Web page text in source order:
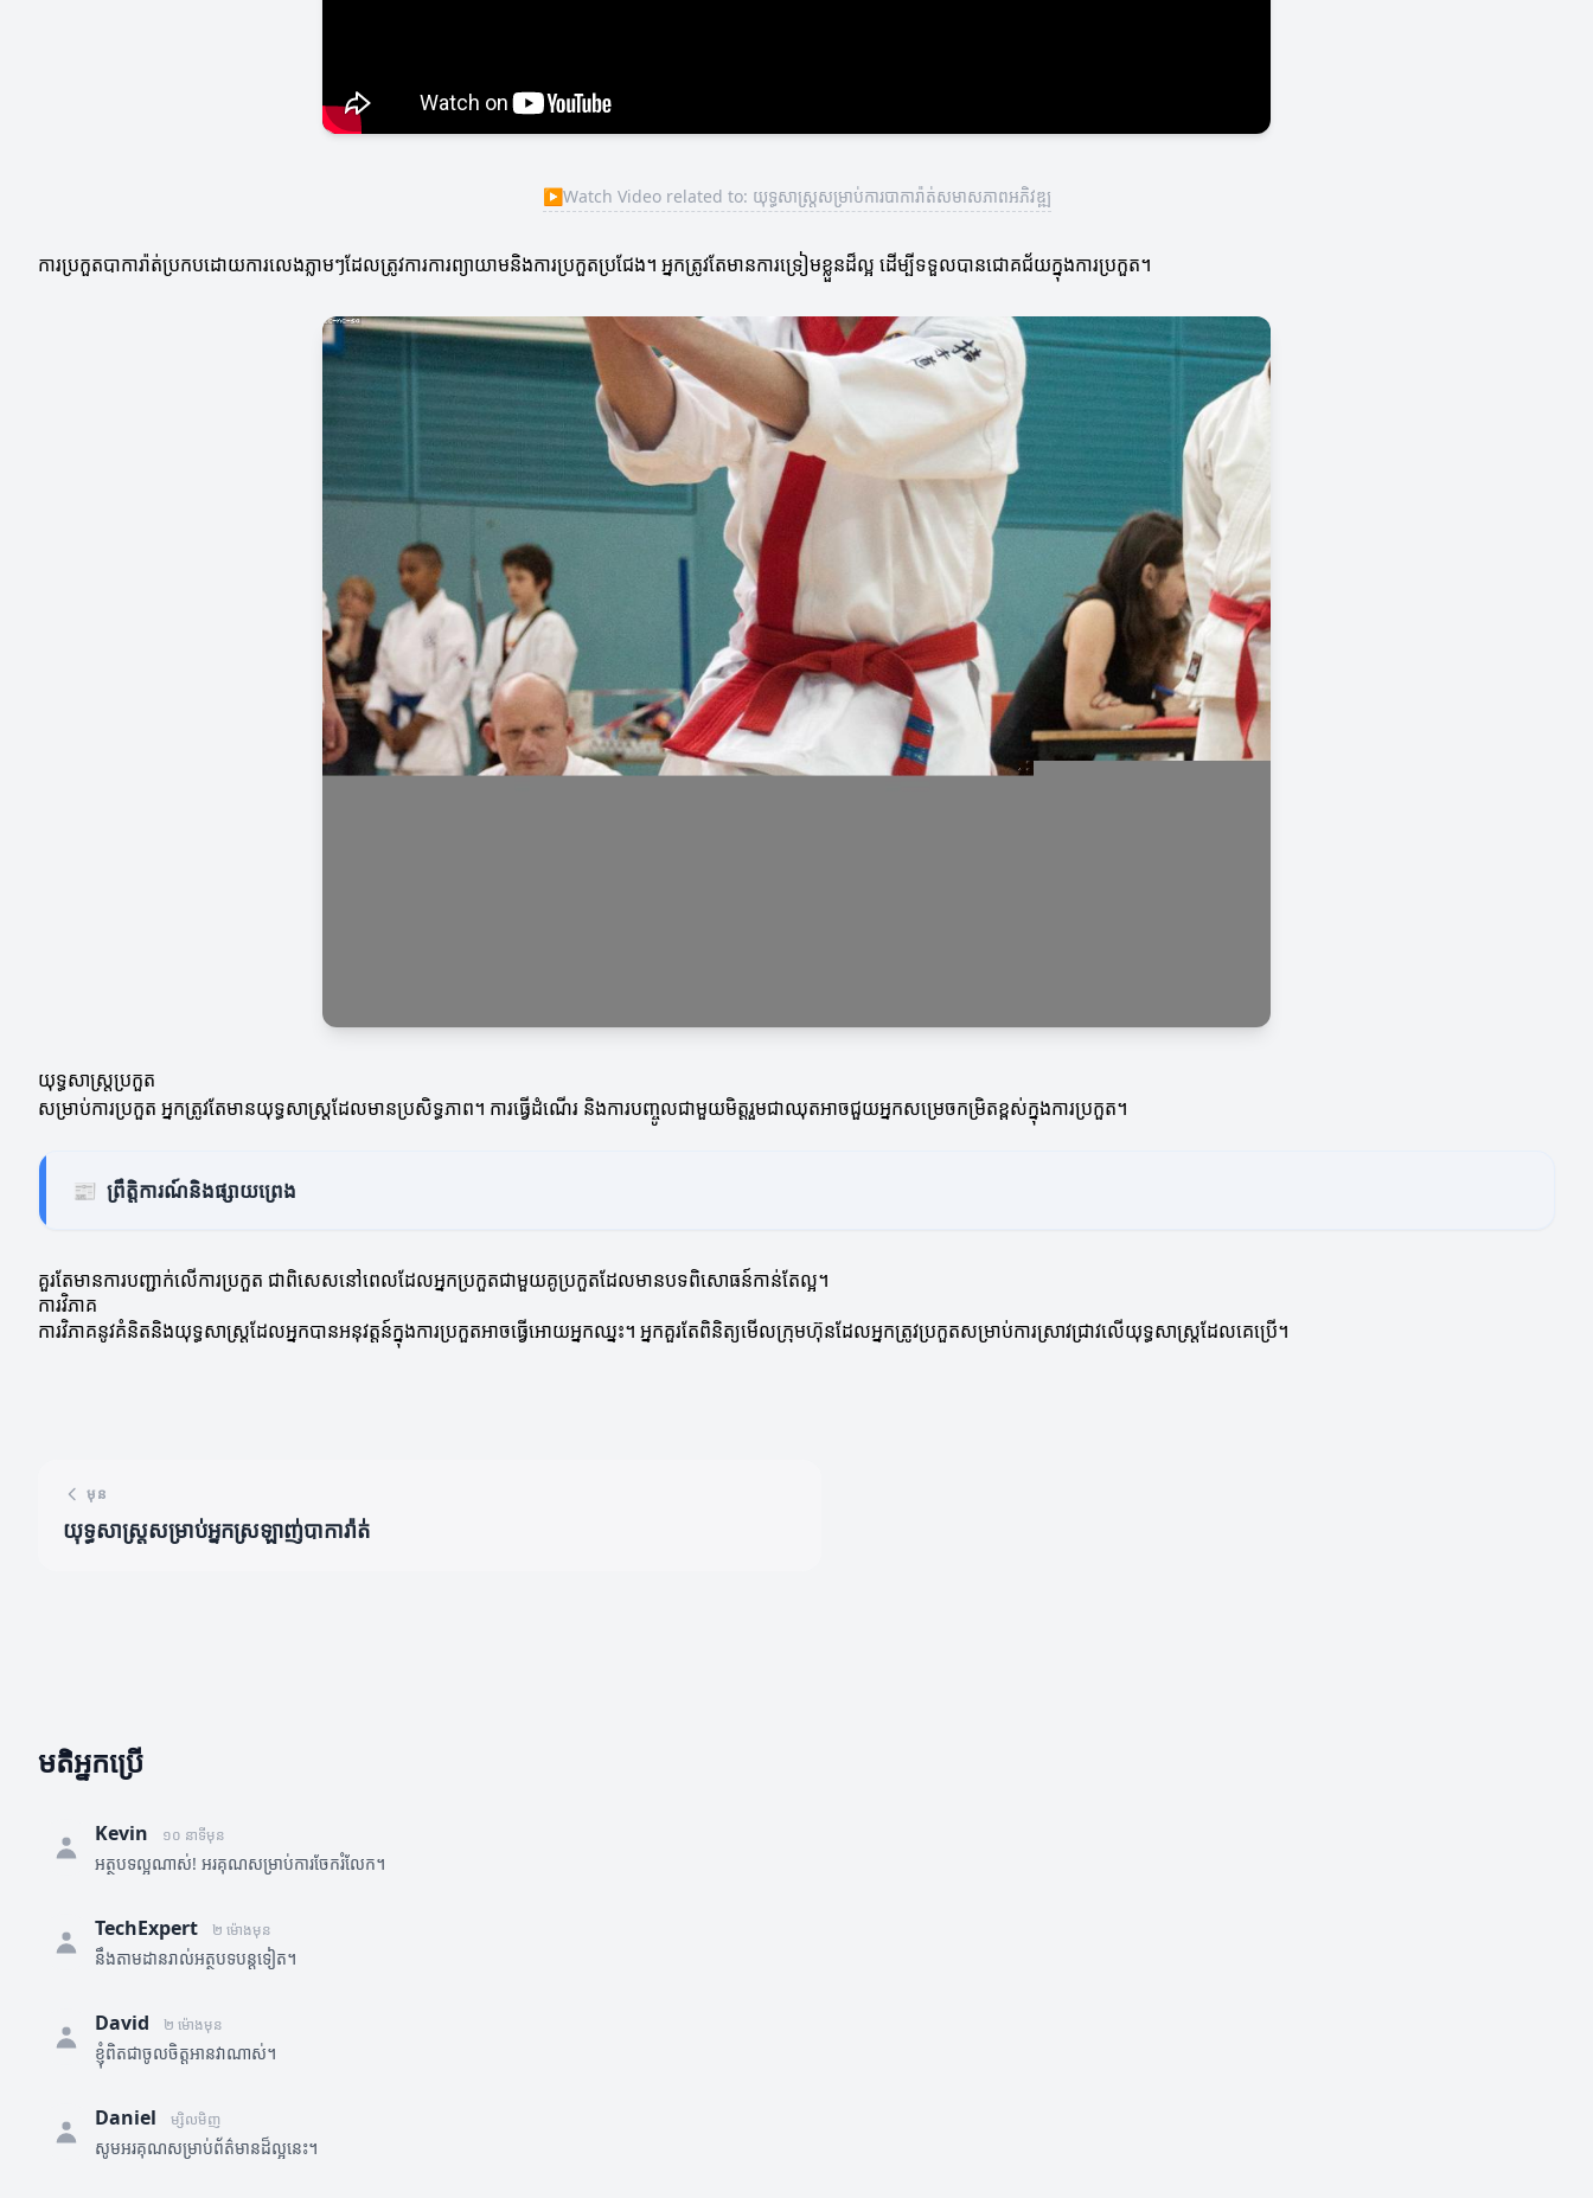
▶Watch Video related to: យុទ្ធសាស្ត្រសម្រាប់ការបាការ៉ាត់សមាសភាពអភិវឌ្ឍ
ការប្រកួតបាការ៉ាត់ប្រកបដោយការលេងភ្លាមៗដែលត្រូវការការព្យាយាមនិងការប្រកួតប្រជែង។ អ្នកត្រូវតែមានការទ្រៀមខ្លួនដ៏ល្អ ដើម្បីទទួលបានជោគជ័យក្នុងការប្រកួត។
យុទ្ធសាស្ត្រប្រកួត
សម្រាប់ការប្រកួត អ្នកត្រូវតែមានយុទ្ធសាស្ត្រដែលមានប្រសិទ្ធភាព។ ការធ្វើដំណើរ និងការបញ្ចូលជាមួយមិត្តរួមជាឈុតអាចជួយអ្នកសម្រេចកម្រិតខ្ពស់ក្នុងការប្រកួត។
📰 ព្រឹត្តិការណ៍និងផ្សាយព្រេង
គួរតែមានការបញ្ជាក់លើការប្រកួត ជាពិសេសនៅពេលដែលអ្នកប្រកួតជាមួយគូប្រកួតដែលមានបទពិសោធន៍កាន់តែល្អ។
ការវិភាគ
ការវិភាគនូវគំនិតនិងយុទ្ធសាស្ត្រដែលអ្នកបានអនុវត្តន៍ក្នុងការប្រកួតអាចធ្វើអោយអ្នកឈ្នះ។ អ្នកគួរតែពិនិត្យមើលក្រុមហ៊ុនដែលអ្នកត្រូវប្រកួតសម្រាប់ការស្រាវជ្រាវលើយុទ្ធសាស្ត្រដែលគេប្រើ។
មុន
យុទ្ធសាស្ត្រ​សម្រាប់​អ្នកស្រឡាញ់បាការ៉ាត់
មតិអ្នកប្រើ
Kevin ១០ នាទីមុន
អត្ថបទល្អណាស់! អរគុណសម្រាប់ការចែករំលែក។
TechExpert ២ ម៉ោងមុន
នឹងតាមដានរាល់អត្ថបទបន្តទៀត។
David ២ ម៉ោងមុន
ខ្ញុំពិតជាចូលចិត្តអានវាណាស់។
Daniel ម្សិលមិញ
សូមអរគុណសម្រាប់ព័ត៌មានដ៏ល្អនេះ។